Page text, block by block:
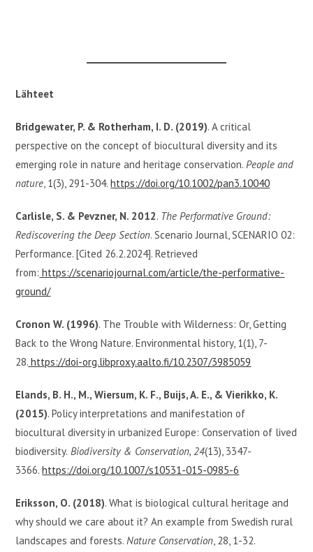
Lähteet
Bridgewater, P. & Rotherham, I. D. (2019). A critical
perspective on the concept of biocultural diversity and its
emerging role in nature and heritage conservation.People and
nature, 1(3), 291-304.https://doi.org/10.1002/pan3.10040
Carlisle, S. & Pevzner, N. 2012. The Performative Ground:
Rediscovering the Deep Section. Scenario Journal, SCENARIO 02:
Performance. [Cited 26.2.2024]. Retrieved
from: https://scenariojournal.com/article/the-performative-
ground/
Cronon W. (1996). The Trouble with Wilderness: Or, Getting
Back to the Wrong Nature. Environmental history, 1(1), 7-
28. https://doi-org.libproxy.aalto.fi/10.2307/3985059
Elands, B. H., M., Wiersum, K. F., Buijs, A. E., & Vierikko, K.
(2015). Policy interpretations and manifestation of
biocultural diversity in urbanized Europe: Conservation of lived
biodiversity. Biodiversity & Conservation, 24(13), 3347-
3366.https://doi.org/10.1007/s10531-015-0985-6
Eriksson, O. (2018). What is biological cultural heritage and
why should we care about it? An example from Swedish rural
landscapes and forests.Nature Conservation, 28, 1-32.